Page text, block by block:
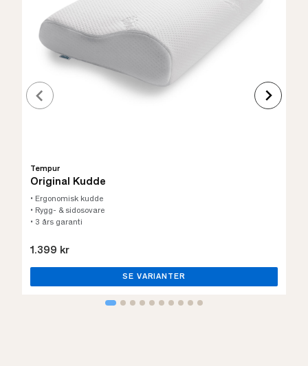
Tempur
Original Kudde
• Ergonomisk kudde
• Rygg- & sidosovare
• 3 års garanti
1.399 kr
SE VARIANTER